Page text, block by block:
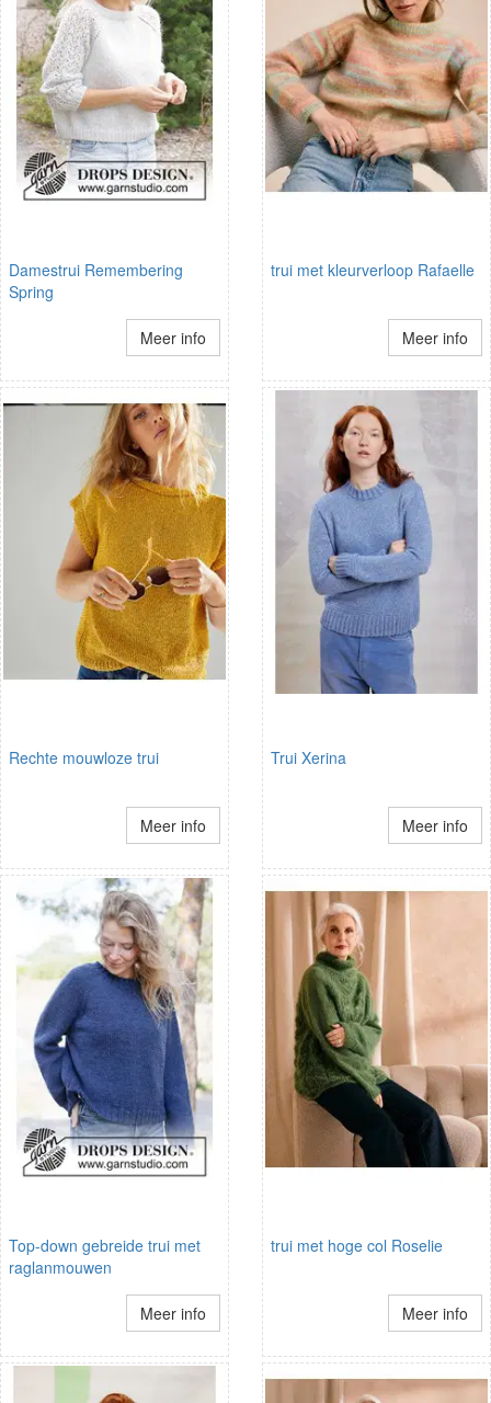
Damestrui Remembering
Spring
Meer info
trui met kleurverloop Rafaelle
Meer info
Rechte mouwloze trui
Meer info
Trui Xerina
Meer info
Top-down gebreide trui met
raglanmouwen
Meer info
trui met hoge col Roselie
Meer info